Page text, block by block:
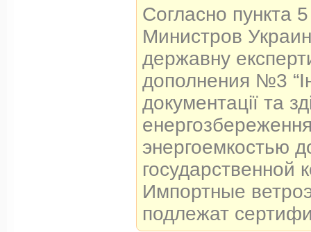
Согласно пункта
Министров
державну
дополнения №3
документації та
энергоемкостью
государственной
Импортные
подлежат